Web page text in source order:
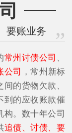
要账业务
常州讨债公司 、
公司
，常州新标
的货物欠款、
到的应收账款催
。数十年公司
追债、讨债、要